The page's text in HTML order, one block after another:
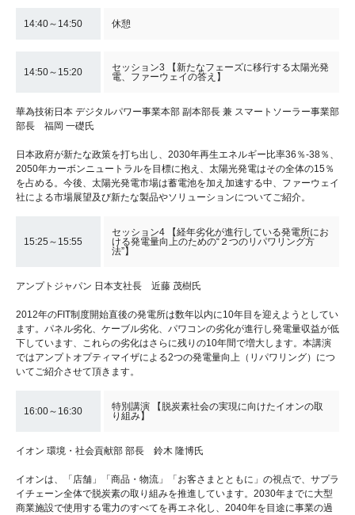
14:40～14:50 休憩
14:50～15:20
セッション3 【新たなフェーズに移行する太陽光発
電、ファーウェイの答え】
華為技術日本 デジタルパワー事業本部 副本部長 兼 スマートソーラー事業部
部長 福岡 一礎氏
日本政府が新たな政策を打ち出し、2030年再生エネルギー比率36％‐38％、
2050年カーボンニュートラルを目標に抱え、太陽光発電はその全体の15％
を占める。今後、太陽光発電市場は蓄電池を加え加速する中、ファーウェイ
社による市場展望及び新たな製品やソリューションについてご紹介。
15:25～15:55
セッション4 【経年劣化が進行している発電所にお
ける発電量向上のための“２つのリパワリング方
法”】
アンプトジャパン 日本支社長 近藤 茂樹氏
2012年のFIT制度開始直後の発電所は数年以内に10年目を迎えようとしてい
ます。パネル劣化、ケーブル劣化、パワコンの劣化が進行し発電量収益が低
下しています、これらの劣化はさらに残りの10年間で増大します。本講演
ではアンプトオプティマイザによる2つの発電量向上（リパワリング）につ
いてご紹介させて頂きます。
16:00～16:30
特別講演 【脱炭素社会の実現に向けたイオンの取
り組み】
イオン 環境・社会貢献部 部長 鈴木 隆博氏
イオンは、「店舗」「商品・物流」「お客さまとともに」の視点で、サプラ
イチェーン全体で脱炭素の取り組みを推進しています。2030年までに大型
商業施設で使用する電力のすべてを再エネ化し、2040年を目途に事業の過